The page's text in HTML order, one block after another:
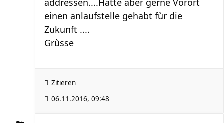
addressen....Hätte aber gerne Vorort
einen anlaufstelle gehabt fùr die
Zukunft ....
Grùsse
Zitieren
06.11.2016, 09:48